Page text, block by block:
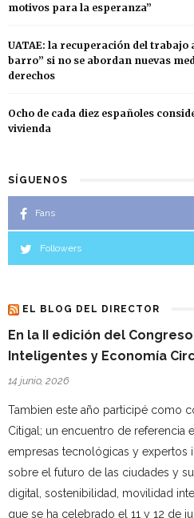
motivos para la esperanza”
UATAE: la recuperación del trabajo
barro” si no se abordan nuevas
derechos
Ocho de cada diez españoles
vivienda
SÍGUENOS
Fans
Followers
EL BLOG DEL DIRECTOR
En la II edición del
Inteligentes y Economía
14 junio, 2026
Tambien este año participé como
Citigal; un encuentro de referencia
empresas tecnológicas y expertos
sobre el futuro de las ciudades y
digital, sostenibilidad, movilidad
que se ha celebrado el 11 y 12 de